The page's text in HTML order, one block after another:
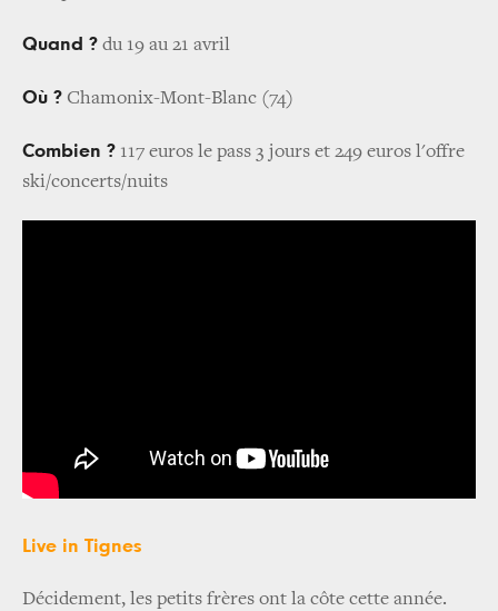
Quand ? du 19 au 21 avril
Où ? Chamonix-Mont-Blanc (74)
Combien ? 117 euros le pass 3 jours et 249 euros l'offre
ski/concerts/nuits
Live in Tignes
Décidement, les petits frères ont la côte cette année.